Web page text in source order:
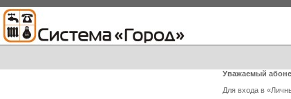
Уважаемый
Для входа в